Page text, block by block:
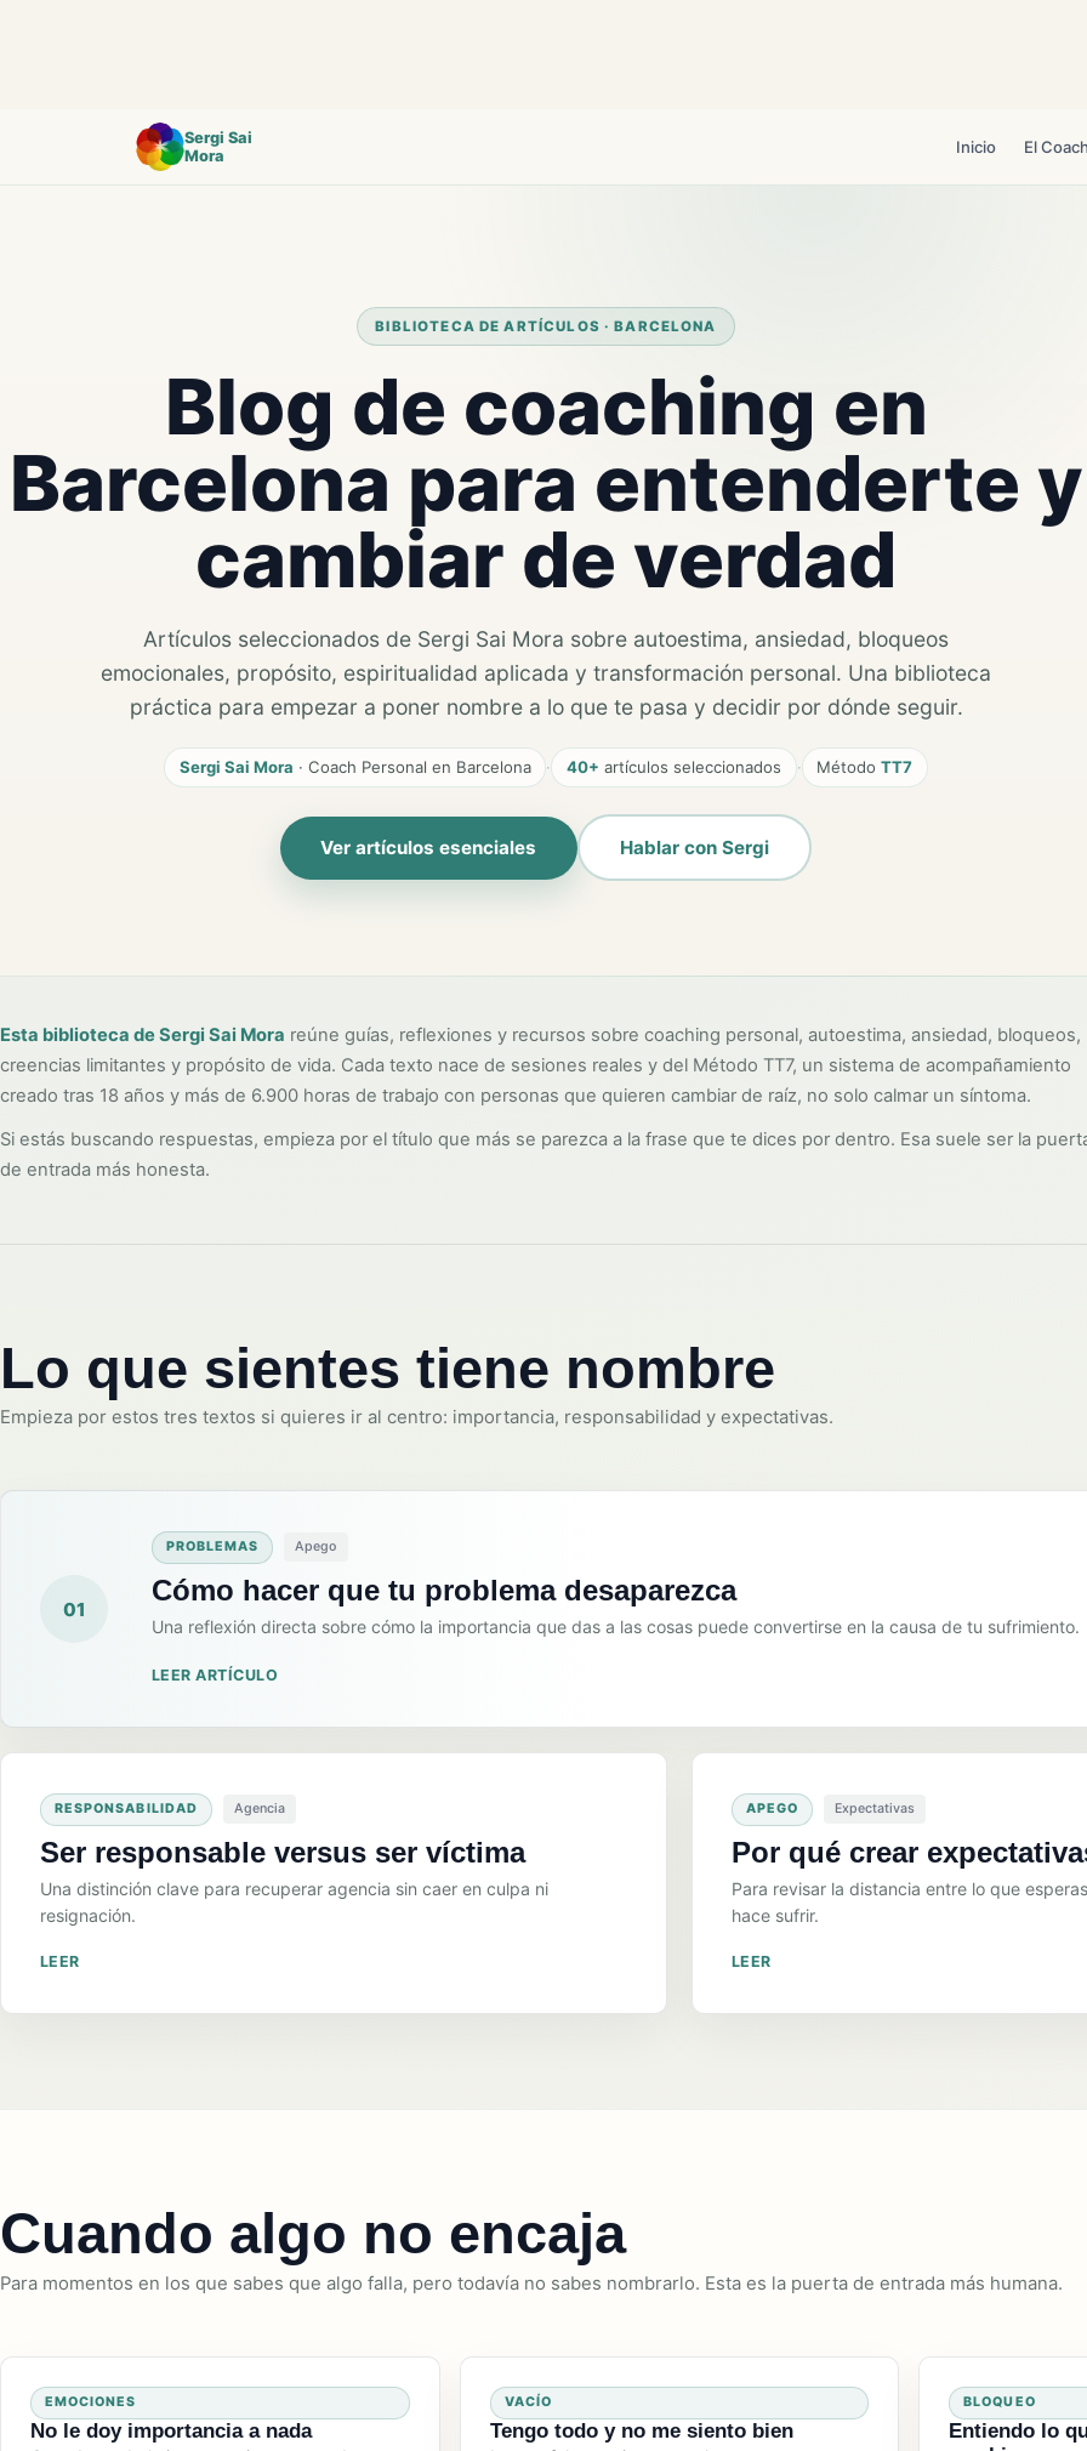
Sergi Sai
Mora
Inicio El
BIBLIOTECA DE ARTÍCULOS · BARCELONA
Blog de coaching en
Barcelona para entenderte y
cambiar de verdad
Artículos seleccionados de Sergi Sai Mora sobre autoestima, ansiedad, bloqueos
emocionales, propósito, espiritualidad aplicada y transformación personal. Una biblioteca
práctica para empezar a poner nombre a lo que te pasa y decidir por dónde seguir.
Sergi Sai Mora · Coach Personal en Barcelona · 40+ artículos seleccionados · MétodoTT7
Ver artículos esenciales Hablar con Sergi
Esta biblioteca de Sergi Sai Mora reúne guías, reflexiones y recursos sobre coaching personal, autoestima, ansiedad, bloqueos,
creencias limitantes y propósito de vida. Cada texto nace de sesiones reales y del Método TT7, un sistema de acompañamiento
creado tras 18 años y más de 6.900 horas de trabajo con personas que quieren cambiar de raíz, no solo calmar un síntoma.
Si estás buscando respuestas, empieza por el título que más se parezca a la frase que te dices por dentro. Esa suele ser la
de entrada más honesta.
Lo que sientes tiene nombre
Empieza por estos tres textos si quieres ir al centro: importancia, responsabilidad y expectativas.
01
PROBLEMAS Apego
Cómo hacer que tu problema desaparezca
Una reflexión directa sobre cómo la importancia que das a las cosas puede convertirse en la causa de tu sufrimiento.
LEER ARTÍCULO
RESPONSABILIDAD Agencia
Ser responsable versus ser víctima
Una distinción clave para recuperar agencia sin caer en culpa ni
resignación.
LEER
APEGO Expectativas
Por qué crear
Para revisar la distancia entre lo que
hace sufrir.
LEER
Cuando algo no encaja
Para momentos en los que sabes que algo falla, pero todavía no sabes nombrarlo. Esta es la puerta de entrada más humana.
EMOCIONES
No le doy importancia a nada
VACÍO
Tengo todo y no me siento bien
BLOQUEO
Entiendo lo